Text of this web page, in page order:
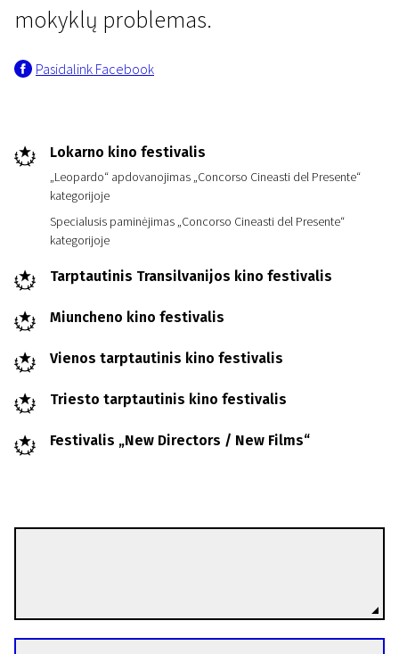
mokyklų problemas.
Pasidalink Facebook
Lokarno kino festivalis
„Leopardo“ apdovanojimas „Concorso Cineasti del Presente“
kategorijoje
Specialusis paminėjimas „Concorso Cineasti del Presente“
kategorijoje
Tarptautinis Transilvanijos kino festivalis
Miuncheno kino festivalis
Vienos tarptautinis kino festivalis
Triesto tarptautinis kino festivalis
Festivalis „New Directors / New Films“